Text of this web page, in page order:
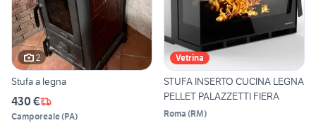
2
Stufa a legna
430 €
Camporeale(PA)
Vetrina
STUFA INSERTO CUCINA LEGNA
PELLET PALAZZETTI FIERA
Roma (RM)